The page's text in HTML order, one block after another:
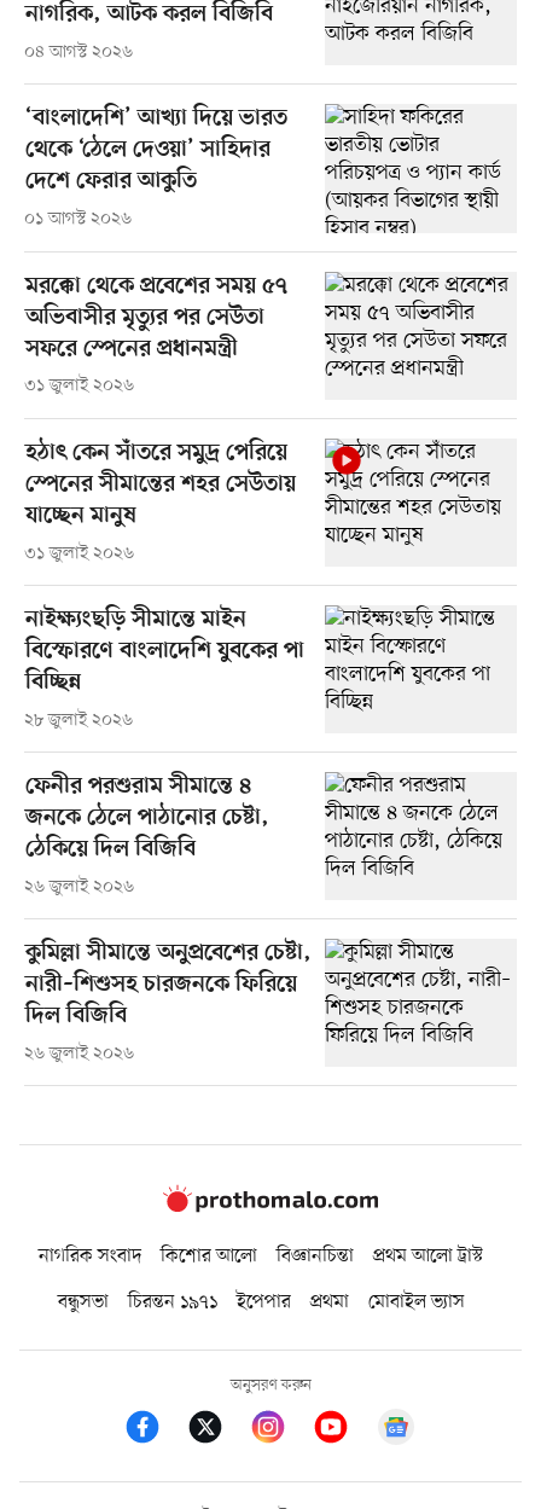
নাগরিক, আটক করল বিজিবি
০৪ আগস্ট ২০২৬
‘বাংলাদেশি’ আখ্যা দিয়ে ভারত
থেকে ‘ঠেলে দেওয়া’ সাহিদার
দেশে ফেরার আকুতি
০১ আগস্ট ২০২৬
মরক্কো থেকে প্রবেশের সময় ৫৭
অভিবাসীর মৃত্যুর পর সেউতা
সফরে স্পেনের প্রধানমন্ত্রী
৩১ জুলাই ২০২৬
হঠাৎ কেন সাঁতরে সমুদ্র পেরিয়ে
স্পেনের সীমান্তের শহর সেউতায়
যাচ্ছেন মানুষ
৩১ জুলাই ২০২৬
নাইক্ষ্যংছড়ি সীমান্তে মাইন
বিস্ফোরণে বাংলাদেশি যুবকের পা
বিচ্ছিন্ন
২৮ জুলাই ২০২৬
ফেনীর পরশুরাম সীমান্তে ৪
জনকে ঠেলে পাঠানোর চেষ্টা,
ঠেকিয়ে দিল বিজিবি
২৬ জুলাই ২০২৬
কুমিল্লা সীমান্তে অনুপ্রবেশের চেষ্টা,
নারী–শিশুসহ চারজনকে ফিরিয়ে
দিল বিজিবি
২৬ জুলাই ২০২৬
নাগরিক সংবাদ কিশোর আলো বিজ্ঞানচিন্তা
প্রথম আলো ট্রাস্ট
বন্ধুসভা
চিরন্তন ১৯৭১ ইপেপার প্রথমা মোবাইল ভ্যাস
অনুসরণ করুন